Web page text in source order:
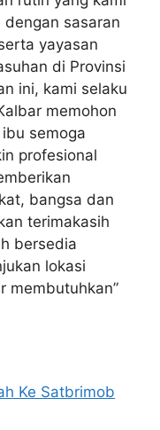
sasaran
yayasan
di Provinsi
ini, kami selaku
memohon
semoga
profesional
bangsa dan
terimakasih
bersedia
lokasi
membutuhkan”
Ke Satbrimob